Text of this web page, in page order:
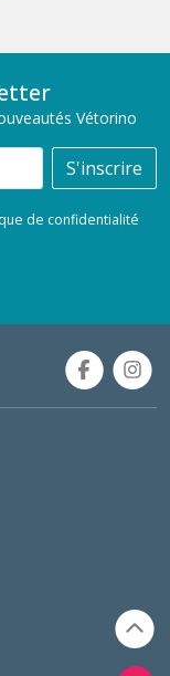
Vétorino
S'inscrire
de confidentialité